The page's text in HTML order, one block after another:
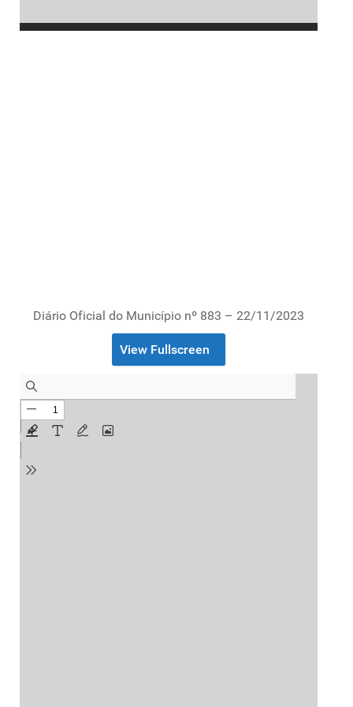
Diário Oficial do Município nº 883 – 22/11/2023
View Fullscreen